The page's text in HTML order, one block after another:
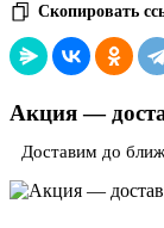
Скопировать
Акция —
Доставим до